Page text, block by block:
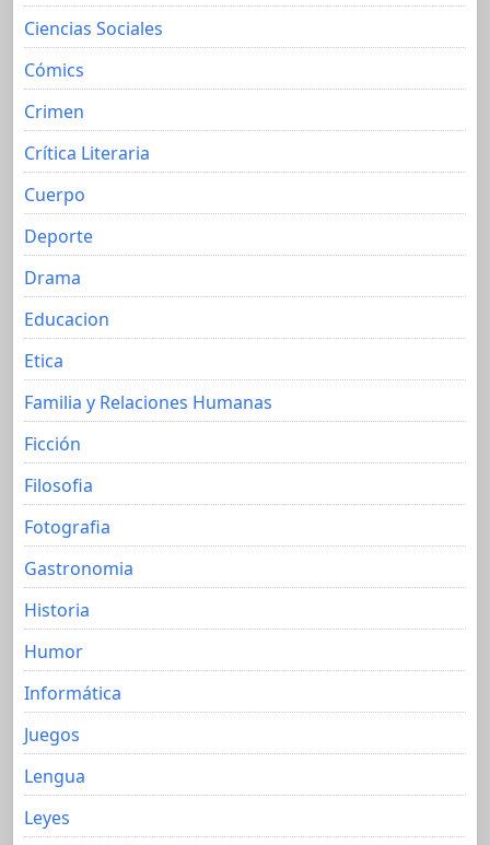
Ciencias Sociales
Cómics
Crimen
Crítica Literaria
Cuerpo
Deporte
Drama
Educacion
Etica
Familia y Relaciones Humanas
Ficción
Filosofia
Fotografia
Gastronomia
Historia
Humor
Informática
Juegos
Lengua
Leyes